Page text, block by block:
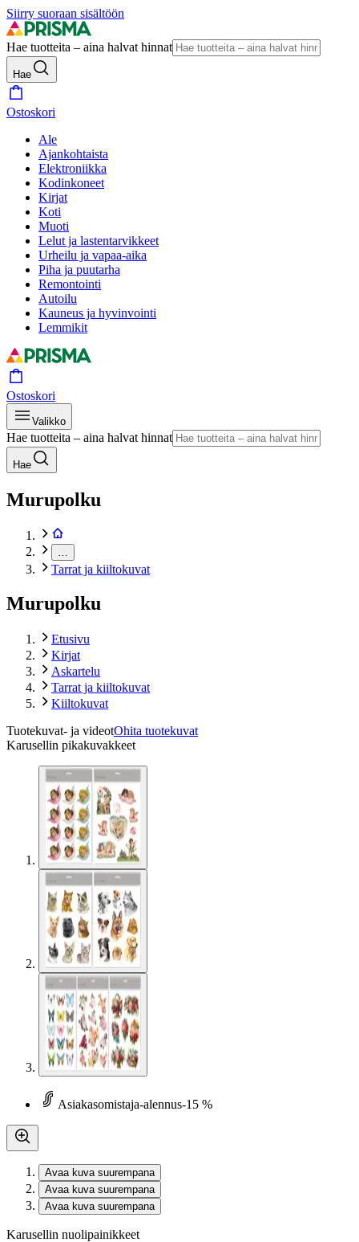
Siirry suoraan sisältöön
Hae tuotteita – aina halvat hinnat
Hae
Ostoskori
Ale
Ajankohtaista
Elektroniikka
Kodinkoneet
Kirjat
Koti
Muoti
Lelut ja lastentarvikkeet
Urheilu ja vapaa-aika
Piha ja puutarha
Remontointi
Autoilu
Kauneus ja hyvinvointi
Lemmikit
Ostoskori
Valikko
Hae tuotteita – aina halvat hinnat
Hae
Murupolku
Tarrat ja kiiltokuvat
Murupolku
Etusivu
Kirjat
Askartelu
Tarrat ja kiiltokuvat
Kiiltokuvat
Tuotekuvat- ja videotOhita tuotekuvat
Karusellin pikakuvakkeet
Asiakasomistaja-alennus-15 %
Avaa kuva suurempana
Avaa kuva suurempana
Avaa kuva suurempana
Karusellin nuolipainikkeet